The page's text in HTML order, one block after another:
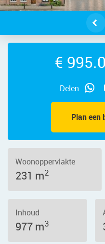
Plan een
Delen
€
Woonoppervlakte
231 m2
Inhoud
977 m3